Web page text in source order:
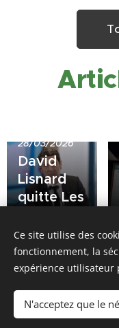
28/03/2026
David
Lisnard
quitte Les
Share
Ce site utilise des
fonctionnement, la
expérience utilisateur
N'acceptez que le